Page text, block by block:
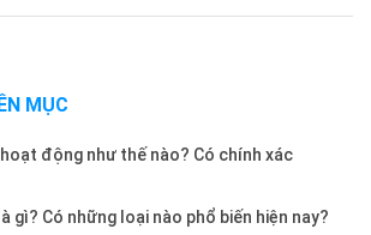
MỤC
động như thế nào? Có chính xác
gì? Có những loại nào phổ biến hiện nay?